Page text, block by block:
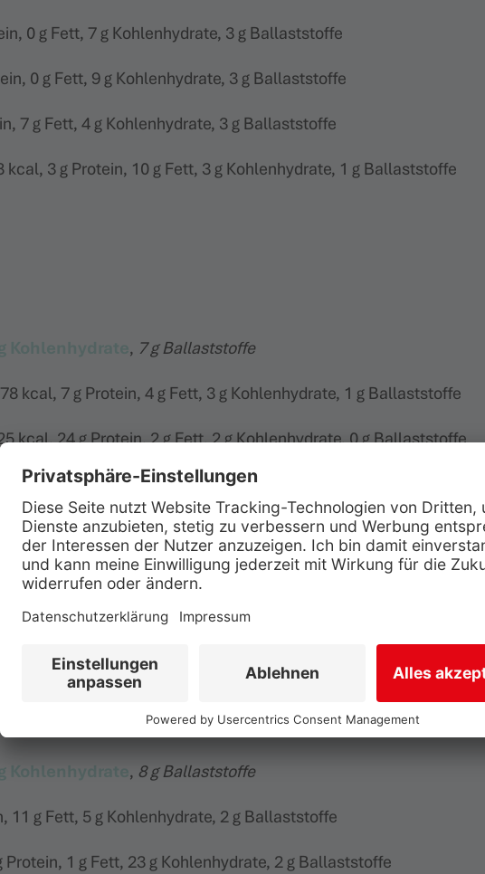
0 g Fett, 7 g Kohlenhydrate, 3 g Ballaststoffe
0 g Fett, 9 g Kohlenhydrate, 3 g Ballaststoffe
7 g Fett, 4 g Kohlenhydrate, 3 g Ballaststoffe
kcal, 3 g Protein, 10 g Fett, 3 g Kohlenhydrate, 1 g Ballaststoffe
Kohlenhydrate, 7 g Ballaststoffe
kcal, 7 g Protein, 4 g Fett, 3 g Kohlenhydrate, 1 g Ballaststoffe
kcal, 24 g Protein, 2 g Fett, 2 g Kohlenhydrate, 0 g Ballaststoffe
4 g Protein, 8 g Fett, 2 g Kohlenhydrate, 1 g Ballaststoffe
Protein, 0 g Fett, 23 g Kohlenhydrate, 3 g Ballaststoffe
g Protein, 1 g Fett, 2 g Kohlenhydrate, 2 g Ballaststoffe
Kohlenhydrate, 8 g Ballaststoffe
11 g Fett, 5 g Kohlenhydrate, 2 g Ballaststoffe
Protein, 1 g Fett, 23 g Kohlenhydrate, 2 g Ballaststoffe